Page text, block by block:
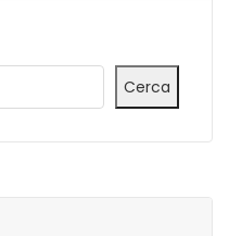
Cerca